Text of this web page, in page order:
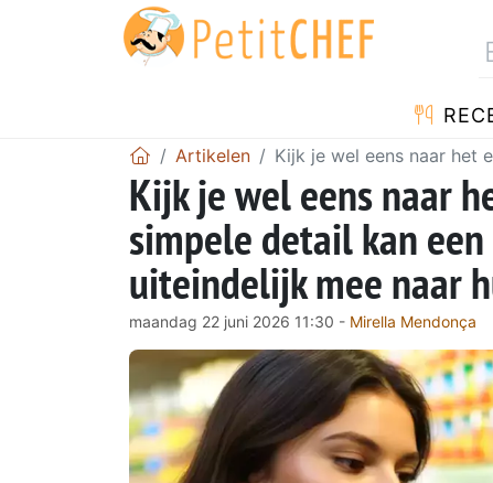
Artikelen Kijk je wel eens naar het
Kijk je wel eens naar
simpele detail kan
uiteindelijk mee naar
maandag 22 juni 2026 11:30 - Mirella Mendonça